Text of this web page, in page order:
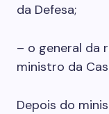
da Defesa;
– o general da
ministro da
Depois do